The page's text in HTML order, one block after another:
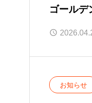
ゴールデ
お知らせ